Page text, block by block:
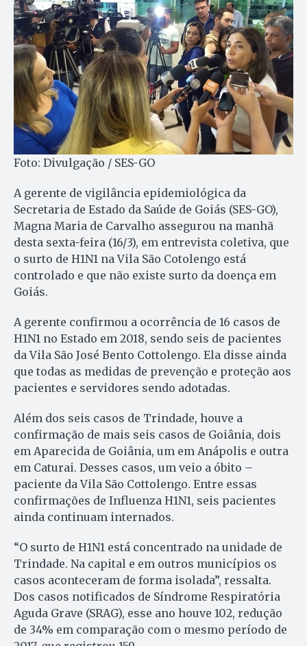
Foto: Divulgação / SES-GO
A gerente de vigilância epidemiológica da
Secretaria de Estado da Saúde de Goiás (SES-GO),
Magna Maria de Carvalho assegurou na manhã
desta sexta-feira (16/3), em entrevista coletiva, que
o surto de H1N1 na Vila São Cotolengo está
controlado e que não existe surto da doença em
Goiás.
A gerente confirmou a ocorrência de 16 casos de
H1N1 no Estado em 2018, sendo seis de pacientes
da Vila São José Bento Cottolengo. Ela disse ainda
que todas as medidas de prevenção e proteção aos
pacientes e servidores sendo adotadas.
Além dos seis casos de Trindade, houve a
confirmação de mais seis casos de Goiânia, dois
em Aparecida de Goiânia, um em Anápolis e outra
em Caturai. Desses casos, um veio a óbito –
paciente da Vila São Cottolengo. Entre essas
confirmações de Influenza H1N1, seis pacientes
ainda continuam internados.
“O surto de H1N1 está concentrado na unidade de
Trindade. Na capital e em outros municípios os
casos aconteceram de forma isolada”, ressalta.
Dos casos notificados de Síndrome Respiratória
Aguda Grave (SRAG), esse ano houve 102, redução
de 34% em comparação com o mesmo período de